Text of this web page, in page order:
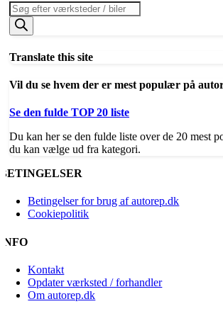
Products
search
Translate this site
Vil du se hvem der er mest populær på
Se den fulde TOP 20 liste
Du kan her se den fulde liste over de 20 mest
du kan vælge ud fra kategori.
BETINGELSER
Betingelser for brug af autorep.dk
Cookiepolitik
INFO
Kontakt
Opdater værksted / forhandler
Om autorep.dk